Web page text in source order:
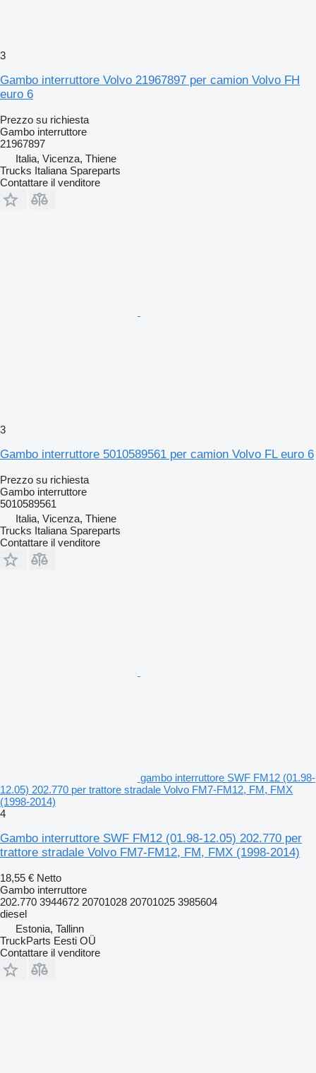
3
Gambo interruttore Volvo 21967897 per camion Volvo FH
euro 6
Prezzo su richiesta
Gambo interruttore
21967897
Italia, Vicenza, Thiene
Trucks Italiana Spareparts
Contattare il venditore
3
Gambo interruttore 5010589561 per camion Volvo FL euro 6
Prezzo su richiesta
Gambo interruttore
5010589561
Italia, Vicenza, Thiene
Trucks Italiana Spareparts
Contattare il venditore
gambo interruttore SWF FM12 (01.98-
12.05) 202.770 per trattore stradale Volvo FM7-FM12, FM, FMX
(1998-2014)
4
Gambo interruttore SWF FM12 (01.98-12.05) 202.770 per
trattore stradale Volvo FM7-FM12, FM, FMX (1998-2014)
18,55 € Netto
Gambo interruttore
202.770 3944672 20701028 20701025 3985604
diesel
Estonia, Tallinn
TruckParts Eesti OÜ
Contattare il venditore